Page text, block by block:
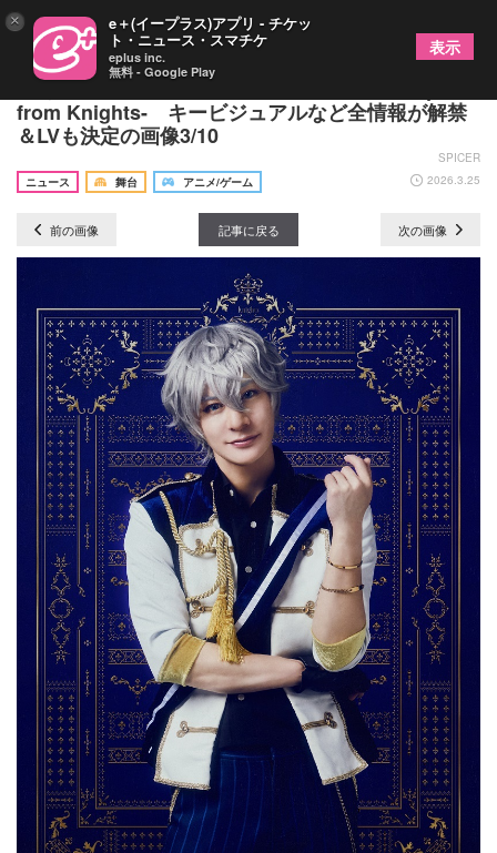
『あんさんぶるスターズ！THE STAGE』-Requiem
from Knights- キービジュアルなど全情報が解禁
＆LVも決定の画像3/10
SPICER
ニュース
舞台 アニメ/ゲーム 2026.3.25
前の画像 記事に戻る 次の画像
× e＋(イープラス)アプリ - チケッ
ト・ニュース・スマチケ
eplus inc.
無料 - Google Play
表示